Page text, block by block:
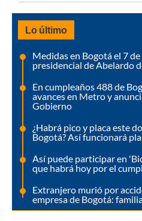
Lo último
Medidas en Bogotá el 7
presidencial de Abelardo
En cumpleaños 488 de
avances en Metro y
Gobierno
¿Habrá pico y placa este
Bogotá? Así funcionará
Así puede participar en
que habrá hoy por el
Extranjero murió por
empresa de Bogotá: